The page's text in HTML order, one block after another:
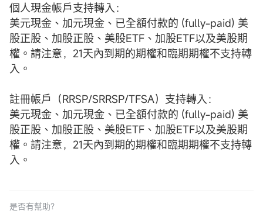
個人現金帳戶支持轉入：
美元現金、加元現金、已全額付款的 (fully-paid) 美
股正股、加股正股、美股ETF、加股ETF以及美股期
權。請注意，21天內到期的期權和臨期期權不支持轉
入。
註冊帳戶（RRSP/SRRSP/TFSA）支持轉入：
美元現金、加元現金、已全額付款的 (fully-paid) 美
股正股、加股正股、美股ETF、加股ETF以及美股期
權。請注意，21天內到期的期權和臨期期權不支持轉
入。
是否有幫助？